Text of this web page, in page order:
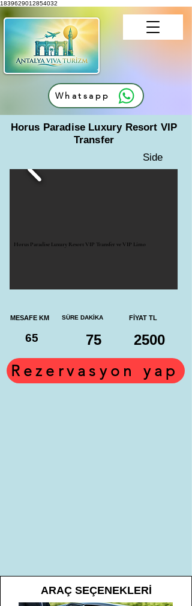
1839629012854032
Whatsapp
Horus Paradise Luxury Resort VIP
Transfer
Side
Horus Paradise Luxury Resort VIP Transfer ve VIP Limo
MESAFE KM
65
SÜRE DAKİKA
75
FİYAT TL
2500
Rezervasyon yap
ARAÇ SEÇENEKLERİ